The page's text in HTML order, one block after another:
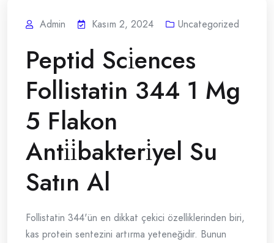
Admin Kasım 2, 2024 Uncategorized
Peptid Sci̇ences
Follistatin 344 1 Mg
5 Flakon
Anti̇i̇bakteri̇yel Su
Satın Al
Follistatin 344'ün en dikkat çekici özelliklerinden biri,
kas protein sentezini artırma yeteneğidir. Bunun